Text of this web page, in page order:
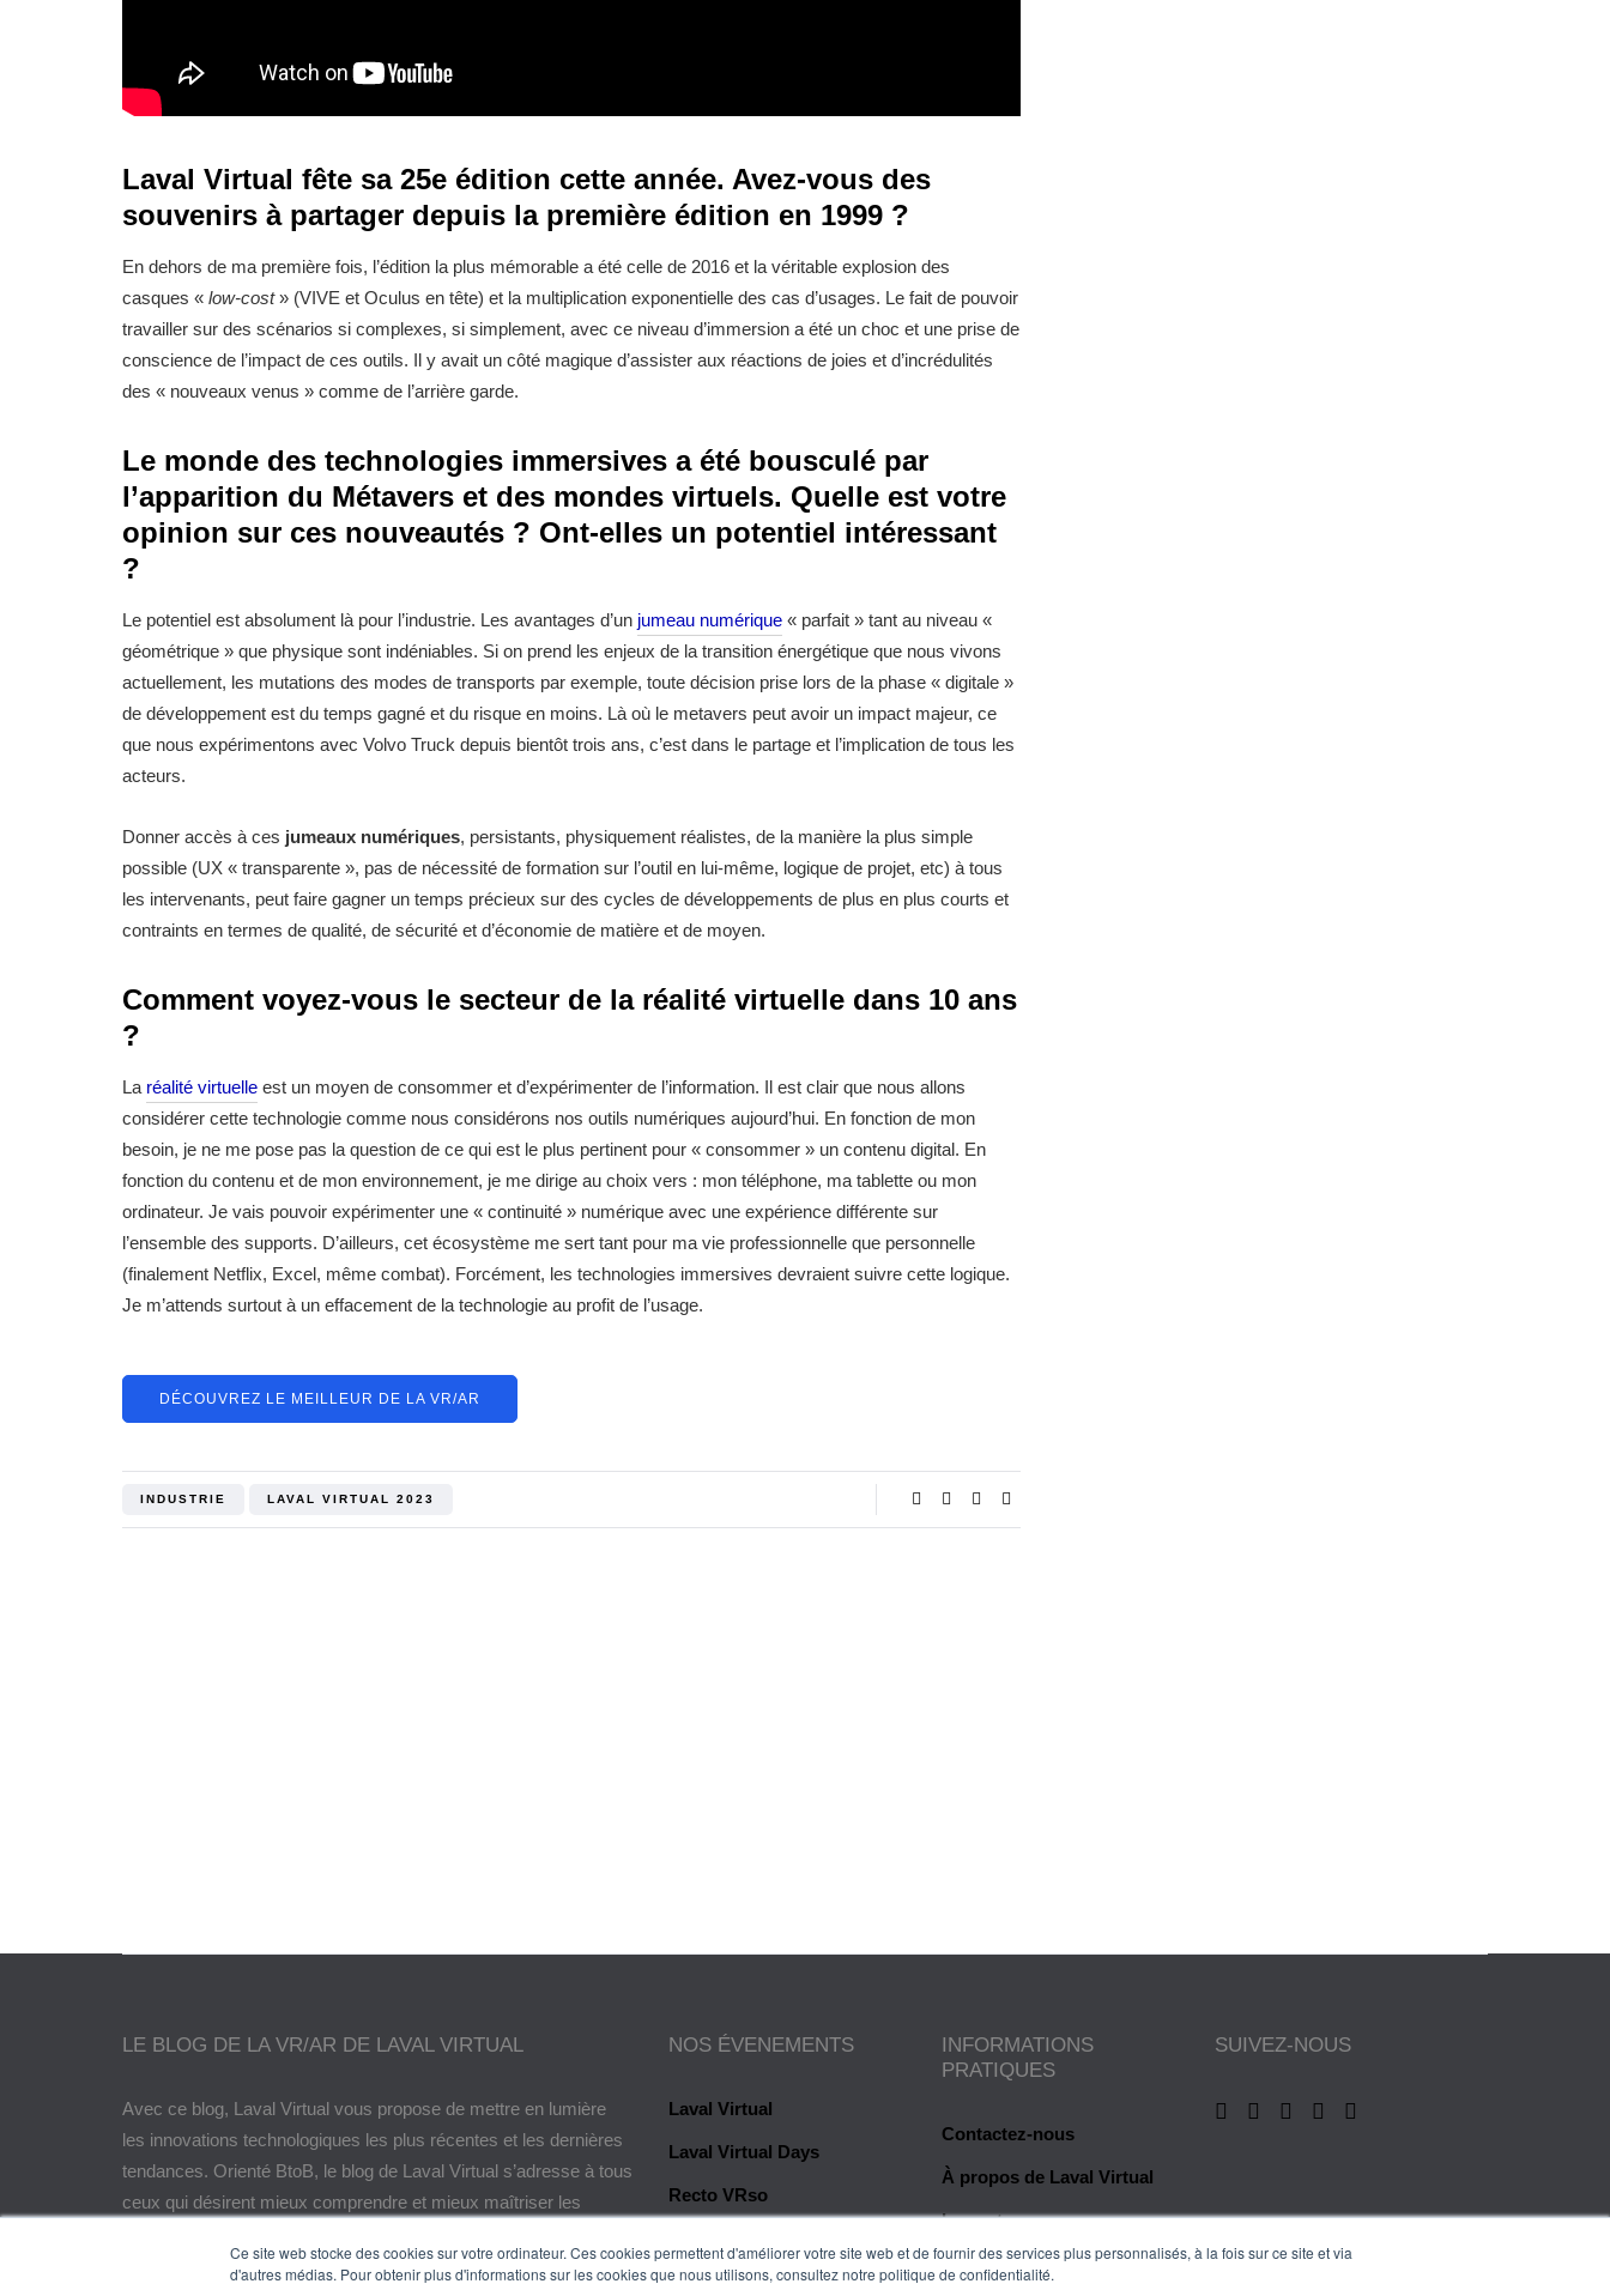
Ce site web stocke des cookies sur votre ordinateur. Ces cookies permettent d'améliorer votre site web et de fournir des services plus personnalisés, à la fois sur ce site et via
d'autres médias. Pour obtenir plus d'informations sur les cookies que nous utilisons, consultez notre politique de confidentialité.
Laval Virtual fête sa 25e édition cette année. Avez-vous des
souvenirs à partager depuis la première édition en 1999 ?
En dehors de ma première fois, l’édition la plus mémorable a été celle de 2016 et la véritable explosion des
casques « low-cost» (VIVE et Oculus en tête) et la multiplication exponentielle des cas d’usages. Le fait de pouvoir
travailler sur des scénarios si complexes, si simplement, avec ce niveau d’immersion a été un choc et une prise de
conscience de l’impact de ces outils. Il y avait un côté magique d’assister aux réactions de joies et d’incrédulités
des « nouveaux venus » comme de l’arrière garde.
Le monde des technologies immersives a été bousculé par
l’apparition du Métavers et des mondes virtuels. Quelle est votre
opinion sur ces nouveautés ? Ont-elles un potentiel intéressant
?
Le potentiel est absolument là pour l’industrie. Les avantages d’un jumeau numérique « parfait » tant au niveau «
géométrique » que physique sont indéniables. Si on prend les enjeux de la transition énergétique que nous vivons
actuellement, les mutations des modes de transports par exemple, toute décision prise lors de la phase « digitale »
de développement est du temps gagné et du risque en moins. Là où le metavers peut avoir un impact majeur, ce
que nous expérimentons avec Volvo Truck depuis bientôt trois ans, c’est dans le partage et l’implication de tous les
acteurs.
Donner accès à ces jumeaux numériques, persistants, physiquement réalistes, de la manière la plus simple
possible (UX « transparente », pas de nécessité de formation sur l’outil en lui-même, logique de projet, etc) à tous
les intervenants, peut faire gagner un temps précieux sur des cycles de développements de plus en plus courts et
contraints en termes de qualité, de sécurité et d’économie de matière et de moyen.
Comment voyez-vous le secteur de la réalité virtuelle dans 10 ans
?
La réalité virtuelle est un moyen de consommer et d’expérimenter de l’information. Il est clair que nous allons
considérer cette technologie comme nous considérons nos outils numériques aujourd’hui. En fonction de mon
besoin, je ne me pose pas la question de ce qui est le plus pertinent pour « consommer » un contenu digital. En
fonction du contenu et de mon environnement, je me dirige au choix vers : mon téléphone, ma tablette ou mon
ordinateur. Je vais pouvoir expérimenter une « continuité » numérique avec une expérience différente sur
l’ensemble des supports. D’ailleurs, cet écosystème me sert tant pour ma vie professionnelle que personnelle
(finalement Netflix, Excel, même combat). Forcément, les technologies immersives devraient suivre cette logique.
Je m’attends surtout à un effacement de la technologie au profit de l’usage.
DÉCOUVREZ LE MEILLEUR DE LA VR/AR
INDUSTRIE LAVAL VIRTUAL 2023
LE BLOG DE LA VR/AR DE LAVAL VIRTUAL
Avec ce blog, Laval Virtual vous propose de mettre en lumière
les innovations technologiques les plus récentes et les dernières
tendances. Orienté BtoB, le blog de Laval Virtual s’adresse à tous
ceux qui désirent mieux comprendre et mieux maîtriser les
encore anticiper leurs évolutions.
NOS ÉVENEMENTS
Laval Virtual
Laval Virtual Days
Recto VRso
INFORMATIONS
PRATIQUES
Contactez-nous
À propos de Laval Virtual
Les auteurs
Glossaire
SUIVEZ-NOUS